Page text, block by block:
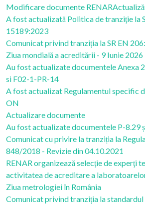
Modificare documente RENAR
A fost actualizată Politica de tranziţie la
15189:2023
Comunicat privind tranziția la SR EN
Ziua mondială a acreditării - 9 Iunie 2026
Au fost actualizate documentele Anexa
si F02-1-PR-14
A fost actualizat Regulamentul specific
ON
Actualizare documente
Au fost actualizate documentele P-8.29
Comunicat cu privire la tranziția la
848/2018 - Revizie din 04.10.2021
RENAR organizează selecţie de experţi
activitatea de acreditare a
Ziua metrologiei în România
Comunicat privind tranziția la standardul